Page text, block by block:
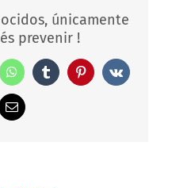
únicamente
prevenir !
WhatsAppTumblrPinterestVk
Correo